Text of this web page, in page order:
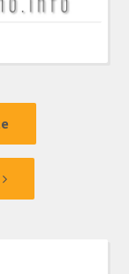
Articolo
Articolo